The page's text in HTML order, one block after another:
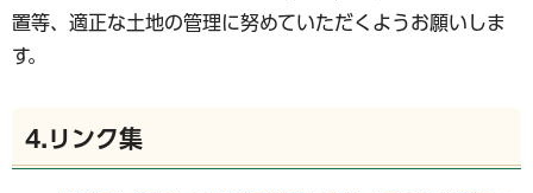
置等、適正な土地の管理に努めていただくようお願いしま
す。
4.リンク集